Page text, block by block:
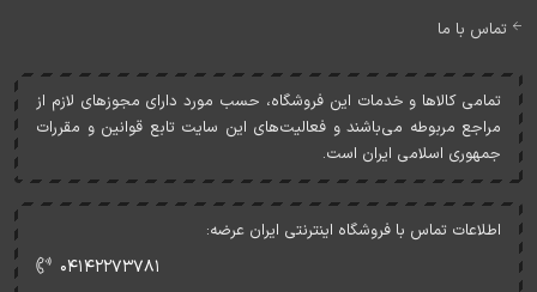
تماس با ما
تمامی کالاها و خدمات اين فروشگاه، حسب مورد دارای مجوزهای لازم از
مراجع مربوطه می‌باشند و فعاليت‌های اين سايت تابع قوانين و مقررات
جمهوری اسلامی ايران است.
اطلاعات تماس با فروشگاه اینترنتی ایران عرضه:
۰۴۱۴۲۲۷۳۷۸۱